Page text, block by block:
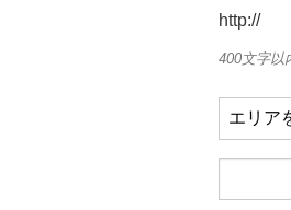
http://
400文字以